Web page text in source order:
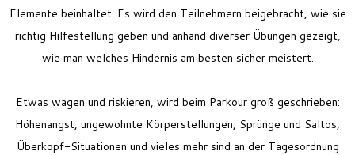
Elemente beinhaltet. Es wird den Teilnehmern beigebracht, wie sie
richtig Hilfestellung geben und anhand diverser Übungen gezeigt,
wie man welches Hindernis am besten sicher meistert.
Etwas wagen und riskieren, wird beim Parkour groß geschrieben:
Höhenangst, ungewohnte Körperstellungen, Sprünge und Saltos,
Überkopf-Situationen und vieles mehr sind an der Tagesordnung